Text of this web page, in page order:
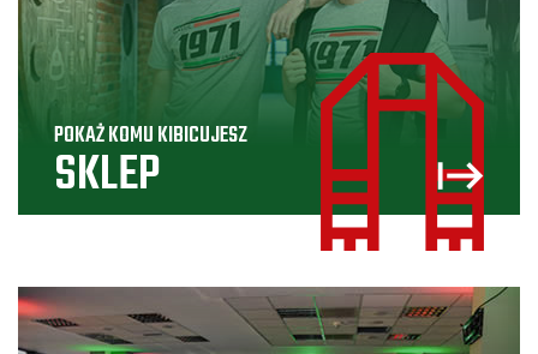
POKAŻ KOMU KIBICUJESZ
SKLEP